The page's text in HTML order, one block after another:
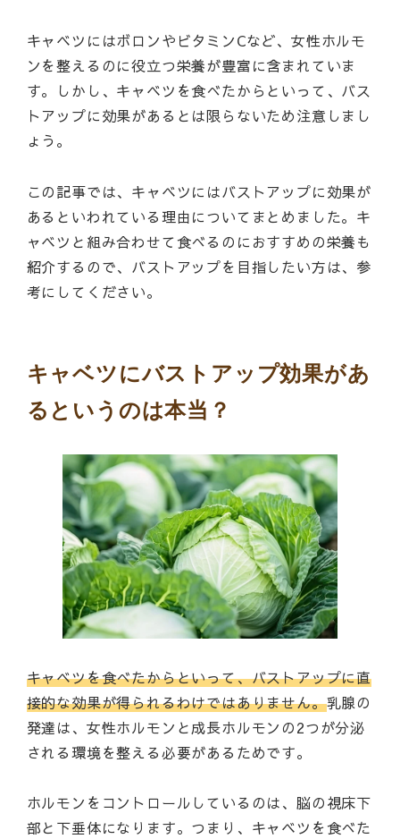
キャベツにはボロンやビタミンCなど、女性ホルモ
ンを整えるのに役立つ栄養が豊富に含まれていま
す。しかし、キャベツを食べたからといって、バス
トアップに効果があるとは限らないため注意しまし
ょう。
この記事では、キャベツにはバストアップに効果が
あるといわれている理由についてまとめました。キ
ャベツと組み合わせて食べるのにおすすめの栄養も
紹介するので、バストアップを目指したい方は、参
考にしてください。
キャベツにバストアップ効果があ
るというのは本当？
キャベツを食べたからといって、バストアップに直
接的な効果が得られるわけではありません。乳腺の
発達は、女性ホルモンと成長ホルモンの2つが分泌
される環境を整える必要があるためです。
ホルモンをコントロールしているのは、脳の視床下
部と下垂体になります。つまり、キャベツを食べた